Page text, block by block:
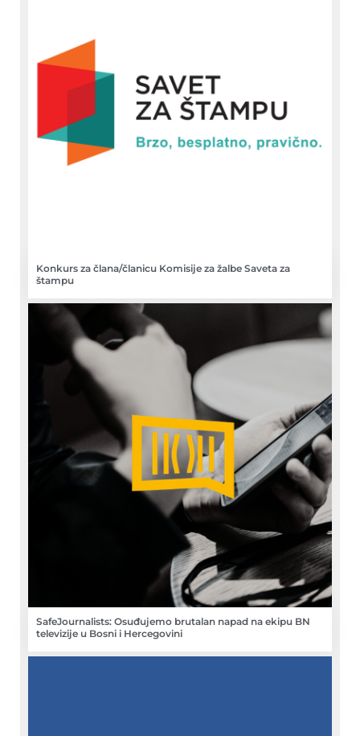
Konkurs za člana/članicu Komisije za žalbe Saveta za
štampu
SafeJournalists: Osuđujemo brutalan napad na ekipu BN
televizije u Bosni i Hercegovini